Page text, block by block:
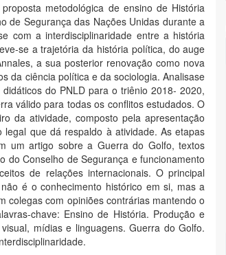
metodológica de ensino de História
de Segurança das Nações Unidas durante a
com a interdisciplinaridade entre a história
se a trajetória da história política, do auge
a sua posterior renovação como nova
da ciência política e da sociologia. Analisase
do PNLD para o triênio 2018- 2020,
válido para todas os conflitos estudados. O
da atividade, composto pela apresentação
que dá respaldo à atividade. As etapas
um artigo sobre a Guerra do Golfo, textos
do Conselho de Segurança e funcionamento
de relações internacionais. O principal
é o conhecimento histórico em si, mas a
colegas com opiniões contrárias mantendo o
chave: Ensino de História. Produção e
mídias e linguagens. Guerra do Golfo.